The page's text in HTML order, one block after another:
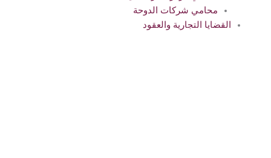
محامي شركات الدوحة
القضايا التجارية والعقود